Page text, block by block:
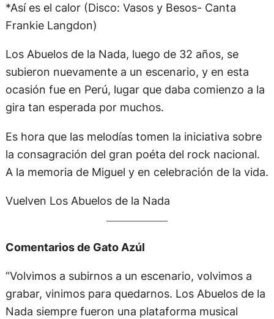
*Así es el calor (Disco: Vasos y Besos- Canta
Frankie Langdon)
Los Abuelos de la Nada, luego de 32 años, se
subieron nuevamente a un escenario, y en esta
ocasión fue en Perú, lugar que daba comienzo a la
gira tan esperada por muchos.
Es hora que las melodías tomen la iniciativa sobre
la consagración del gran poéta del rock nacional.
A la memoria de Miguel y en celebración de la vida.
Vuelven Los Abuelos de la Nada
Comentarios de Gato Azúl
“Volvimos a subirnos a un escenario, volvimos a
grabar, vinimos para quedarnos. Los Abuelos de la
Nada siempre fueron una plataforma musical